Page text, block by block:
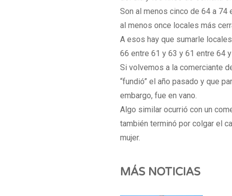
Son al menos cinco de 64 a 74
al menos once locales más
A esos hay que sumarle
66 entre 61 y 63 y 61 entre 64
Si volvemos a la comerciante
“fundió” el año pasado y que
embargo, fue en vano.
Algo similar ocurrió con un
también terminó por colgar el
mujer.
MÁS NOTICIAS